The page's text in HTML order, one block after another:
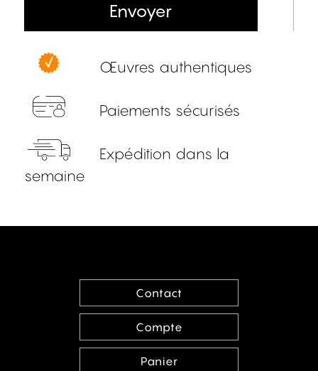
Envoyer
Œuvres authentiques
Paiements sécurisés
Expédition dans la
semaine
Contact
Compte
Panier